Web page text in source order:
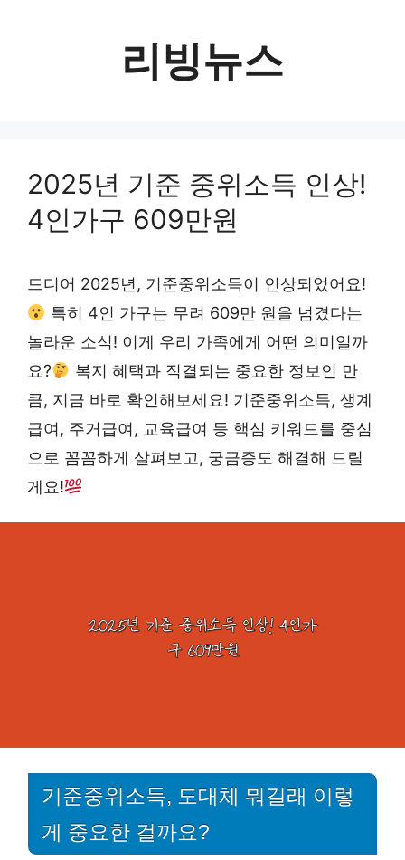
리빙뉴스
2025년 기준 중위소득 인상!
4인가구 609만원
드디어 2025년, 기준중위소득이 인상되었어요!
특히 4인 가구는 무려 609만 원을 넘겼다는
놀라운 소식! 이게 우리 가족에게 어떤 의미일까
요?
복지 혜택과 직결되는 중요한 정보인 만
큼, 지금 바로 확인해보세요! 기준중위소득, 생계
급여, 주거급여, 교육급여 등 핵심 키워드를 중심
으로 꼼꼼하게 살펴보고, 궁금증도 해결해 드릴
게요!
기준중위소득, 도대체 뭐길래 이렇
게 중요한 걸까요?